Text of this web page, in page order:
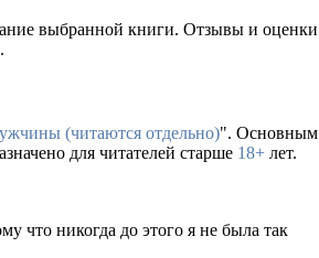
выбранной книги. Отзывы и оценки
(читаются отдельно)". Основным
для читателей старше 18+ лет.
что никогда до этого я не была так